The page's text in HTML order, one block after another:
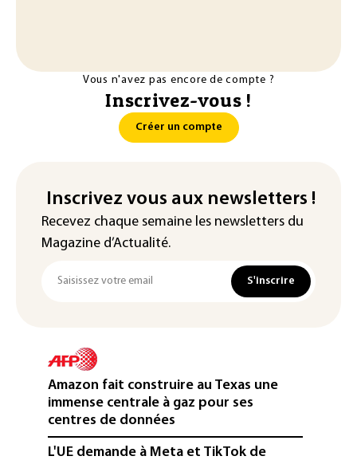
Vous n'avez pas encore de compte ?
Inscrivez-vous !
Créer un compte
Inscrivez vous aux newsletters !
Recevez chaque semaine les newsletters du
Magazine d’Actualité.
S'inscrire
Amazon fait construire au Texas une
immense centrale à gaz pour ses
centres de données
L'UE demande à Meta et TikTok de